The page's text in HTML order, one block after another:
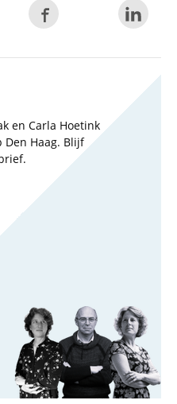
en Carla Hoetink
Den Haag. Blijf